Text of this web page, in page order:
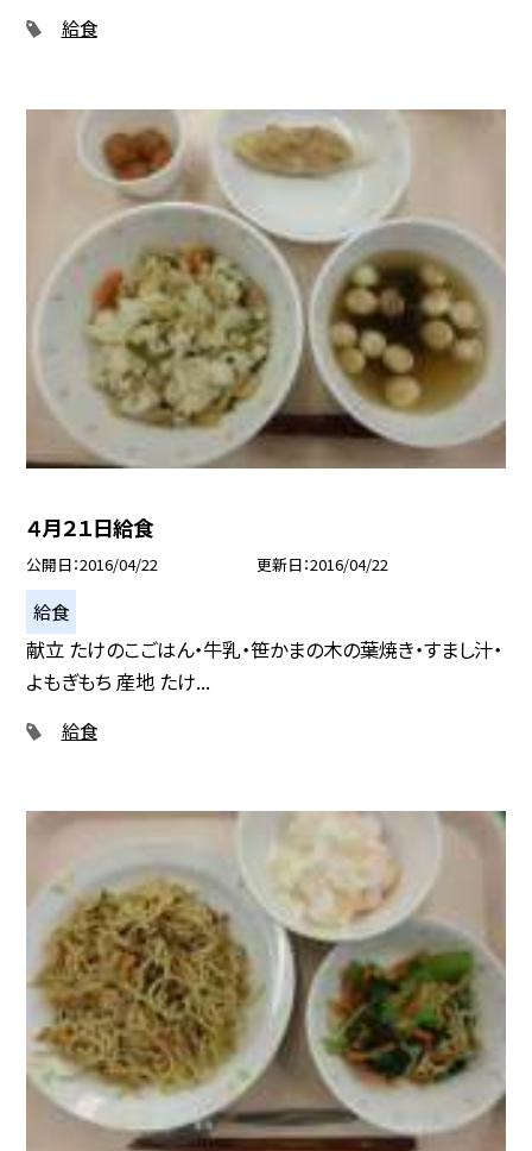
給食
４月２１日給食
公開日 2016/04/22 更新日 2016/04/22
給食
献立 たけのこごはん・牛乳・笹かまの木の葉焼き・すまし汁・
よもぎもち 産地 たけ...
給食